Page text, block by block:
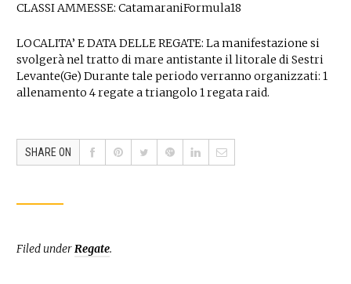
CLASSI AMMESSE: CatamaraniFormula18
LOCALITA’ E DATA DELLE REGATE: La manifestazione si
svolgerà nel tratto di mare antistante il litorale di Sestri
Levante(Ge) Durante tale periodo verranno organizzati: 1
allenamento 4 regate a triangolo 1 regata raid.
SHARE ON
Filed underRegate.